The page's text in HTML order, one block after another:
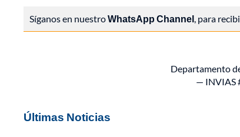
Síganos en nuestroWhatsApp Channel, para
Departamento
— INVIAS
Últimas Noticias